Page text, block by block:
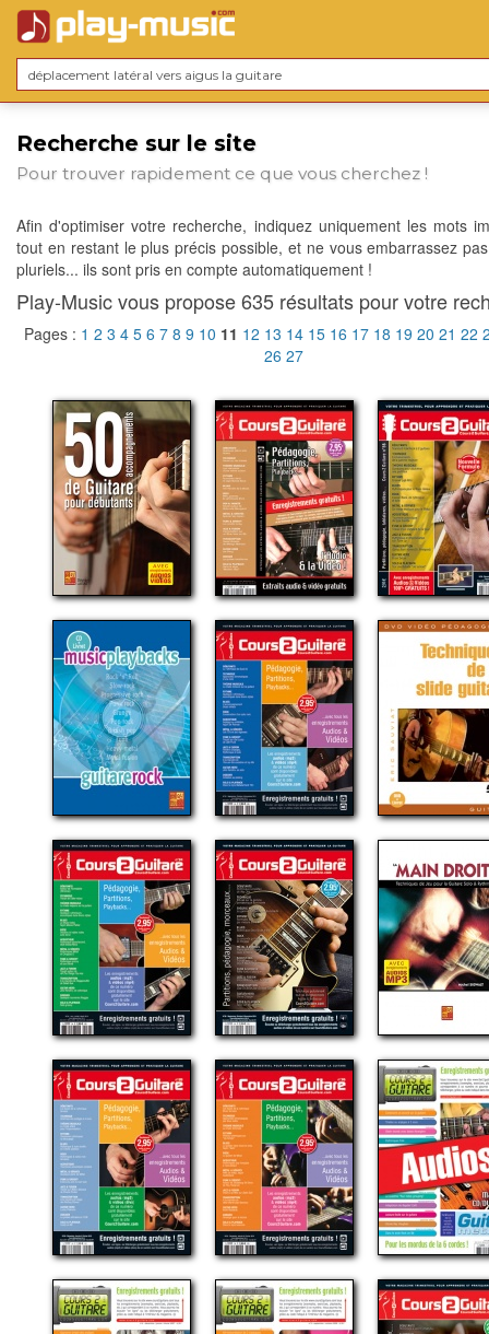
Recherche sur le site
Pour trouver rapidement ce que vous cherchez !
Afin d'optimiser votre recherche, indiquez uniquement les mots
tout en restant le plus précis possible, et ne vous embarrassez
pluriels... ils sont pris en compte automatiquement !
Play-Music vous propose 635 résultats pour votre
Pages : 1 2 3 4 5 6 7 8 9 10 11 12 13 14 15 16 17 18 19 20 21 22
26 27